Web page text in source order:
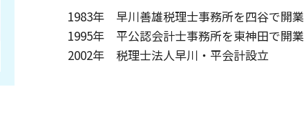
1983年 早川善雄税理士事務所を四谷で開業
1995年 平公認会計士事務所を東神田で開業
2002年 税理士法人早川・平会計設立